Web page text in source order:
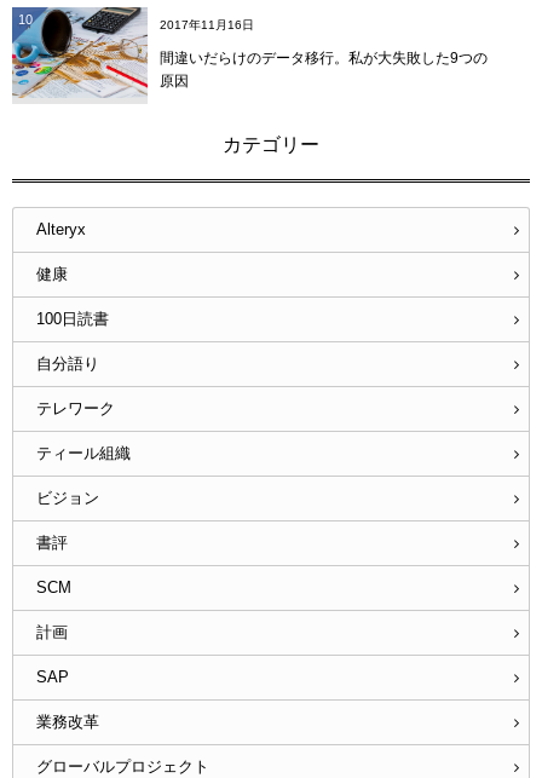
10 2017年11月16日
間違いだらけのデータ移行。私が大失敗した9つの
原因
カテゴリー
Alteryx
健康
100日読書
自分語り
テレワーク
ティール組織
ビジョン
書評
SCM
計画
SAP
業務改革
グローバルプロジェクト